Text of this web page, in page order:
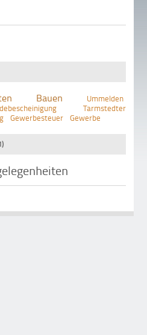
Bauen
Ummelden
Tarmstedter
Gewerbesteuer Gewerbe